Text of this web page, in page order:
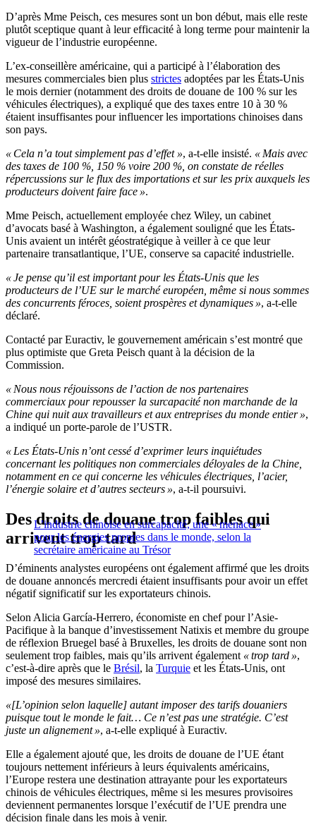
D’après Mme Peisch, ces mesures sont un bon début, mais elle reste
plutôt sceptique quant à leur efficacité à long terme pour maintenir la
vigueur de l’industrie européenne.
L’ex-conseillère américaine, qui a participé à l’élaboration des
mesures commerciales bien plus strictes adoptées par les États-Unis
le mois dernier (notamment des droits de douane de 100 % sur les
véhicules électriques), a expliqué que des taxes entre 10 à 30 %
étaient insuffisantes pour influencer les importations chinoises dans
son pays.
« Cela n’a tout simplement pas d’effet », a-t-elle insisté. « Mais avec
des taxes de 100 %, 150 % voire 200 %, on constate de réelles
répercussions sur le flux des importations et sur les prix auxquels les
producteurs doivent faire face ».
Mme Peisch, actuellement employée chez Wiley, un cabinet
d’avocats basé à Washington, a également souligné que les États-
Unis avaient un intérêt géostratégique à veiller à ce que leur
partenaire transatlantique, l’UE, conserve sa capacité industrielle.
« Je pense qu’il est important pour les États-Unis que les
producteurs de l’UE sur le marché européen, même si nous sommes
des concurrents féroces, soient prospères et dynamiques », a-t-elle
déclaré.
Contacté par Euractiv, le gouvernement américain s’est montré que
plus optimiste que Greta Peisch quant à la décision de la
Commission.
« Nous nous réjouissons de l’action de nos partenaires
commerciaux pour repousser la surcapacité non marchande de la
Chine qui nuit aux travailleurs et aux entreprises du monde entier »,
a indiqué un porte-parole de l’USTR.
« Les États-Unis n’ont cessé d’exprimer leurs inquiétudes
concernant les politiques non commerciales déloyales de la Chine,
notamment en ce qui concerne les véhicules électriques, l’acier,
l’énergie solaire et d’autres secteurs », a-t-il poursuivi.
L’industrie chinoise en surcapacité, une « menace »
pour les énergies propres dans le monde, selon la
secrétaire américaine au Trésor
Des droits de douane trop faibles qui
arrivent trop tard
D’éminents analystes européens ont également affirmé que les droits
de douane annoncés mercredi étaient insuffisants pour avoir un effet
négatif significatif sur les exportateurs chinois.
Selon Alicia García-Herrero, économiste en chef pour l’Asie-
Pacifique à la banque d’investissement Natixis et membre du groupe
de réflexion Bruegel basé à Bruxelles, les droits de douane sont non
seulement trop faibles, mais qu’ils arrivent également « trop tard »,
c’est-à-dire après que le Brésil, la Turquie et les États-Unis, ont
imposé des mesures similaires.
«[L’opinion selon laquelle] autant imposer des tarifs douaniers
puisque tout le monde le fait… Ce n’est pas une stratégie. C’est
juste un alignement », a-t-elle expliqué à Euractiv.
Elle a également ajouté que, les droits de douane de l’UE étant
toujours nettement inférieurs à leurs équivalents américains,
l’Europe restera une destination attrayante pour les exportateurs
chinois de véhicules électriques, même si les mesures provisoires
deviennent permanentes lorsque l’exécutif de l’UE prendra une
décision finale dans les mois à venir.